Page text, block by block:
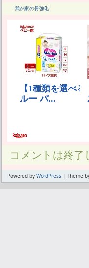
我が家の骨強化
コメントは終了
Powered by WordPress | Theme